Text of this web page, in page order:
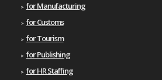
for Manufacturing
for Customs
for Tourism
for Publishing
for HR Staffing